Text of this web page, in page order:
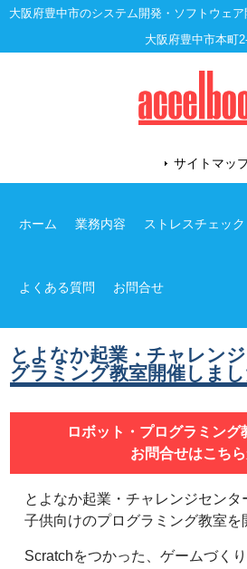
大阪府豊中市のシステム開発・ソフトウェ
大阪府豊中市本町
サイトマッ
ホーム 業務内容 ストレスチェック
よくある質問 お問合せ
とよなか起業・チャレン
グラミング教室開催しまし
ロボット・プログラミング
お問合せはこち
とよなか起業・チャレンジセンタ
子供向けのプログラミング教室を
Scratchをつかった、ゲームづく